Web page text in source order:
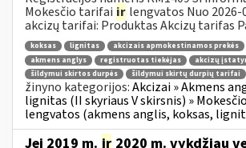
Mokesčio tarifai ir lengvatos Nuo
akcizų tarifai: Produktas Akcizų tarifas
koksas lignitas akcizais apmokestinamos prekės
akmens anglys
registruotas tiekėjas
akcizų
šildymui skirtos durpės
šildymui skirtų durpių tarifai
žinyno kategorijos:Akcizai » Akmens
lignitas (II skyriaus V skirsnis) »
lengvatos (akmens anglis, koksas,
Jei 2019 m. ir 2020 m. vykdžiau